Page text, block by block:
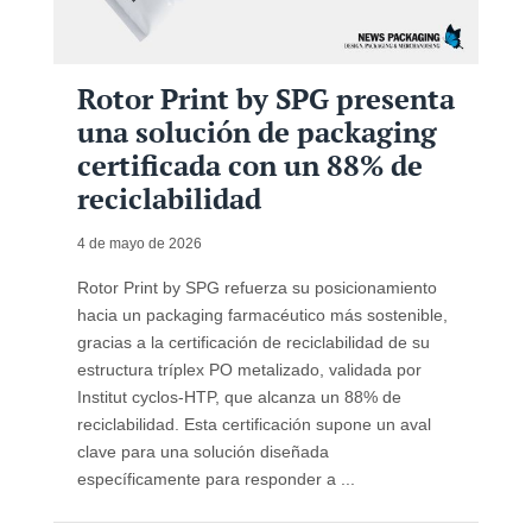
Rotor Print by SPG presenta
una solución de packaging
certificada con un 88% de
reciclabilidad
4 de mayo de 2026
Rotor Print by SPG refuerza su posicionamiento
hacia un packaging farmacéutico más sostenible,
gracias a la certificación de reciclabilidad de su
estructura tríplex PO metalizado, validada por
Institut cyclos-HTP, que alcanza un 88% de
reciclabilidad. Esta certificación supone un aval
clave para una solución diseñada
específicamente para responder a ...